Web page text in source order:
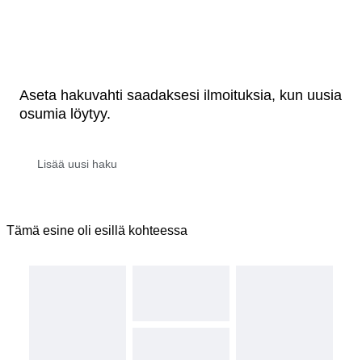
Aseta hakuvahti saadaksesi ilmoituksia, kun uusia
osumia löytyy.
Tämä esine oli esillä kohteessa